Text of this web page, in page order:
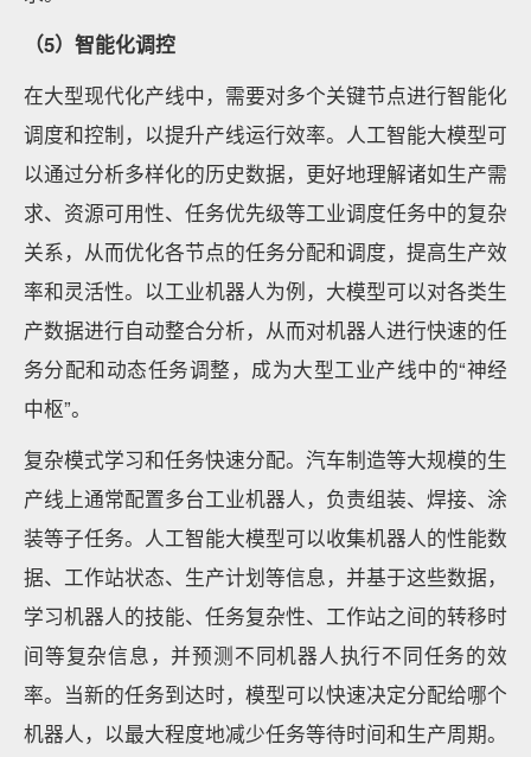
（5）智能化调控
在大型现代化产线中，需要对多个关键节点进行智能化
调度和控制，以提升产线运行效率。人工智能大模型可
以通过分析多样化的历史数据，更好地理解诸如生产需
求、资源可用性、任务优先级等工业调度任务中的复杂
关系，从而优化各节点的任务分配和调度，提高生产效
率和灵活性。以工业机器人为例，大模型可以对各类生
产数据进行自动整合分析，从而对机器人进行快速的任
务分配和动态任务调整，成为大型工业产线中的“神经
中枢”。
复杂模式学习和任务快速分配。汽车制造等大规模的生
产线上通常配置多台工业机器人，负责组装、焊接、涂
装等子任务。人工智能大模型可以收集机器人的性能数
据、工作站状态、生产计划等信息，并基于这些数据，
学习机器人的技能、任务复杂性、工作站之间的转移时
间等复杂信息，并预测不同机器人执行不同任务的效
率。当新的任务到达时，模型可以快速决定分配给哪个
机器人，以最大程度地减少任务等待时间和生产周期。